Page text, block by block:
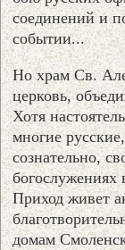
соединений и
событии...
Но храм Св.
церковь,
Хотя
многие
сознательно,
богослужениях
Приход живет
домам